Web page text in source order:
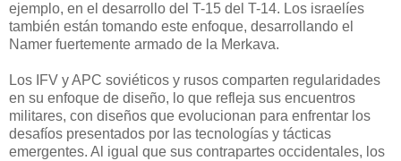
ejemplo, en el desarrollo del T-15 del T-14. Los israelíes
también están tomando este enfoque, desarrollando el
Namer fuertemente armado de la Merkava.
Los IFV y APC soviéticos y rusos comparten regularidades
en su enfoque de diseño, lo que refleja sus encuentros
militares, con diseños que evolucionan para enfrentar los
desafíos presentados por las tecnologías y tácticas
emergentes. Al igual que sus contrapartes occidentales, los